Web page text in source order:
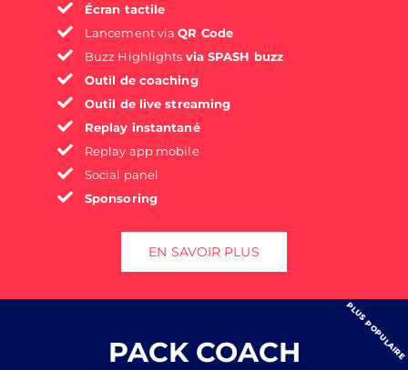
Écran tactile
Lancement viaQR Code
Buzz Highlights via SPASH buzz
Outil de coaching
Outil de live streaming
Replay instantané
Replay app mobile
Social panel
Sponsoring
EN SAVOIR PLUS
PLUS POPULAIRE
PACK COACH